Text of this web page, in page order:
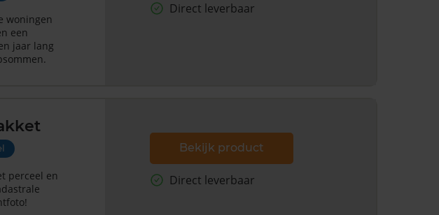
woningen
een
jaar lang
Direct leverbaar
perceel en
Bekijk product
Direct leverbaar